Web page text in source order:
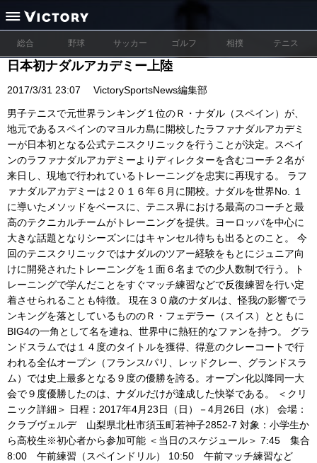
総合 野球 サッカー ゴルフ 相撲 テニス
日本初ナダルアカデミー上陸
2017/3/31 23:07 VictorySportsNews編集部
男子テニスで元世界ランキング１位のＲ・ナダル（スペイン）が、
地元であるスペインのマヨルカ島に開校したラファナダルアカデミ
ーが日本初となる公式テニスクリニックを行うことが決定。スペイ
ンのラファナダルアカデミーよりディレクターを含むコーチ２名が
来日し、現地で行われているトレーニングを忠実に再現する。 ラフ
ァナダルアカデミーは２０１６年６月に開校。ナダルを世界No. １
に導いたメソッドをベースに、テニス界における最高のコーチと最
高のテクニカルチームがトレーニングを提供。ヨーロッパを中心に
大きな話題となりシーズンにはキャンセル待ちも出るとのこと。 今
回のテニスクリニックではナダルのツアー経験をもとにジュニア向
けに開発されたトレーニングを１面６名までの少人数制で行う。ト
レーニングで学んだことをすぐマッチ練習などで反復練習を行い定
着させられることも特徴。 現在３０歳のナダルは、怪我の影響でラ
ンキングを落としているもののＲ・フェデラー（スイス）とともに
BIG4の一角として名を連ね、世界中に熱狂的なファンを持つ。 グラ
ンドスラムでは１４度のタイトルを獲得、得意のクレーコートで行
われる全仏オープン（フランス/パリ、レッドクレー、グランドスラ
ム）では史上最多となる９度の優勝を誇る。オープン化以降同一大
会で９度優勝したのは、ナダルだけが達成した快挙である。 ＜クリ
ニック詳細＞ 日程：2017年4月23日（日）－4月26日（水） 会場：
クラブヴェルデ 山梨県北杜市須玉町若神子2852-7 対象：小学生か
ら高校生※初心者から参加可能 ＜当日のスケジュール＞ 7:45 集合
8:00 午前練習（スペインドリル） 10:50 午前マッチ練習など